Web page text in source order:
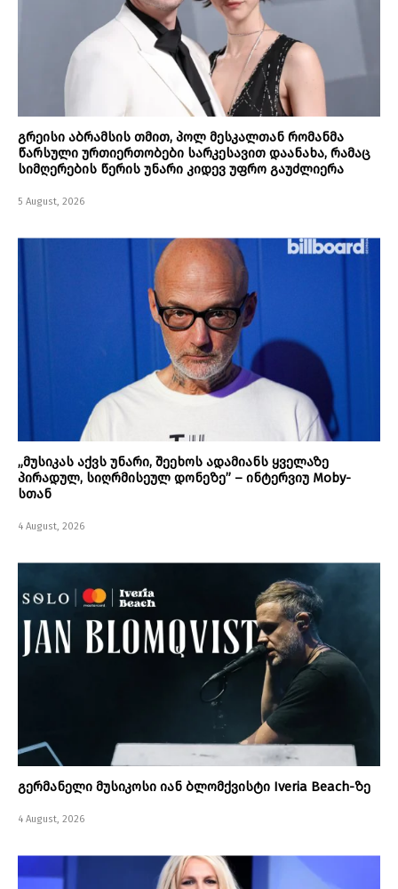
გრეისი აბრამსის თმით, პოლ მესკალთან რომანმა
წარსული ურთიერთობები სარკესავით დაანახა, რამაც
სიმღერების წერის უნარი კიდევ უფრო გაუძლიერა
5 August, 2026
„მუსიკას აქვს უნარი, შეეხოს ადამიანს ყველაზე
პირადულ, სიღრმისეულ დონეზე” – ინტერვიუ Moby-
სთან
4 August, 2026
გერმანელი მუსიკოსი იან ბლომქვისტი Iveria Beach-ზე
4 August, 2026